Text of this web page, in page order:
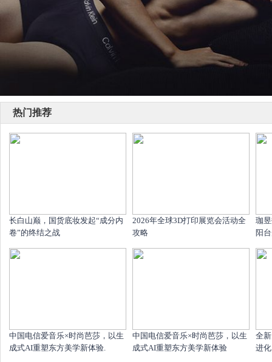
热门推荐
长白山巅，国货底妆发起“成分内
卷”的终结之战
2026年全球3D打印展览会活动全
攻略
珈
阳
中国电信爱音乐×时尚芭莎，以生
成式AI重塑东方美学新体验.
中国电信爱音乐×时尚芭莎，以生
成式AI重塑东方美学新体验
全
进化